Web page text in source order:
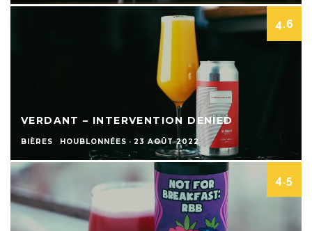
4.6
VERDANT – INTERVENTION DENIED
BIÈRES HOUBLONNÉES · 23 AOÛT 2022
4.5